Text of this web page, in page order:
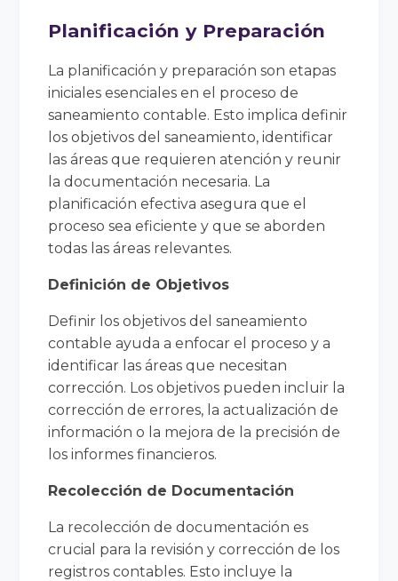
Planificación y Preparación
La planificación y preparación son etapas
iniciales esenciales en el proceso de
saneamiento contable. Esto implica definir
los objetivos del saneamiento, identificar
las áreas que requieren atención y reunir
la documentación necesaria. La
planificación efectiva asegura que el
proceso sea eficiente y que se aborden
todas las áreas relevantes.
Definición de Objetivos
Definir los objetivos del saneamiento
contable ayuda a enfocar el proceso y a
identificar las áreas que necesitan
corrección. Los objetivos pueden incluir la
corrección de errores, la actualización de
información o la mejora de la precisión de
los informes financieros.
Recolección de Documentación
La recolección de documentación es
crucial para la revisión y corrección de los
registros contables. Esto incluye la